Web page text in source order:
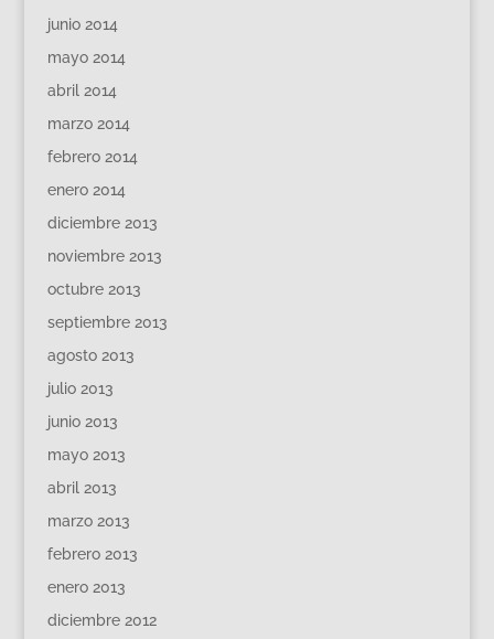
junio 2014
mayo 2014
abril 2014
marzo 2014
febrero 2014
enero 2014
diciembre 2013
noviembre 2013
octubre 2013
septiembre 2013
agosto 2013
julio 2013
junio 2013
mayo 2013
abril 2013
marzo 2013
febrero 2013
enero 2013
diciembre 2012